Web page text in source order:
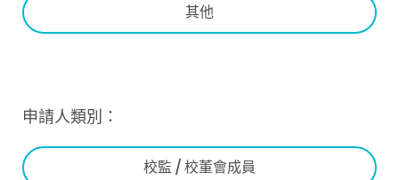
其他
申請人類別：
校監 / 校董會成員